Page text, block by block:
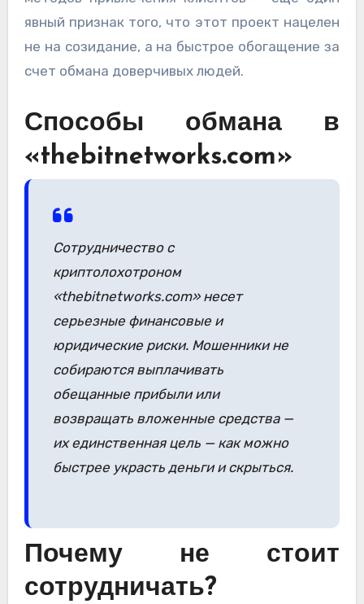
явный признак того, что этот проект нацелен
не на созидание, а на быстрое обогащение за
счет обмана доверчивых людей.
Способы обмана в
«thebitnetworks.com»
Сотрудничество с
криптолохотроном
«thebitnetworks.com» несет
серьезные финансовые и
юридические риски. Мошенники не
собираются выплачивать
обещанные прибыли или
возвращать вложенные средства —
их единственная цель — как можно
быстрее украсть деньги и скрыться.
Почему не стоит
сотрудничать?